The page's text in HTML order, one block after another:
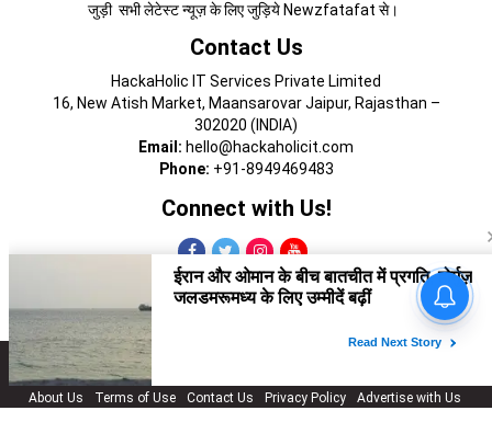
जुड़ी सभी लेटेस्ट न्यूज़ के लिए जुड़िये Newzfatafat से।
Contact Us
HackaHolic IT Services Private Limited
16, New Atish Market, Maansarovar Jaipur, Rajasthan –
302020 (INDIA)
Email: hello@hackaholicit.com
Phone: +91-8949469483
Connect with Us!
Copyright © 2024 HackaHolic IT Services Private Limited
About Us
Terms of Use Contact Us Privacy Policy
Advertise with Us